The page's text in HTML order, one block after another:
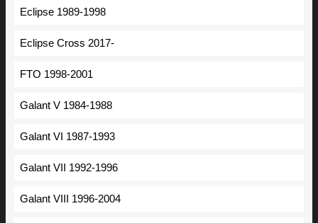
Eclipse 1989-1998
Eclipse Cross 2017-
FTO 1998-2001
Galant V 1984-1988
Galant VI 1987-1993
Galant VII 1992-1996
Galant VIII 1996-2004